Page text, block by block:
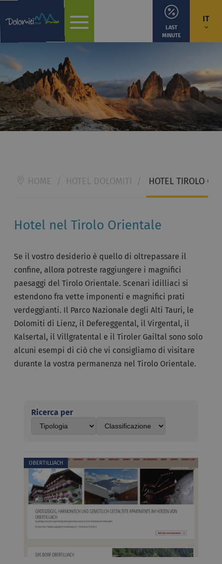
IT
LAST
MINUTE
HOME / HOTEL DOLOMITI / HOTEL TIROLO
Hotel nel Tirolo Orientale
Se il vostro desiderio è quello di oltrepassare il
confine, allora potreste raggiungere i magnifici
paesaggi del Tirolo Orientale. Scenari idilliaci si
estendono fra vette imponenti e magnifici prati
verdeggianti. Il Parco Nazionale degli Alti Tauri, le
Dolomiti di Lienz, il Defereggental, il Virgental, il
Kalsertal, il Villgratental e il Tiroler Gailtal sono solo
alcuni esempi di ciò che vi consigliamo di visitare
durante la vostra permanenza nel Tirolo Orientale.
Ricerca per
OBERTILLIACH